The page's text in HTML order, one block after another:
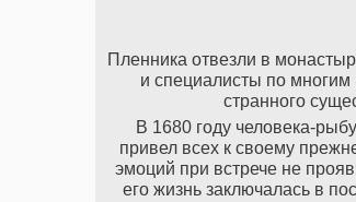
Пленника отвезли в
и специалисты по многим
странного
В 1680 году человека-
привел всех к своему
эмоций при встрече не
его жизнь заключалась в